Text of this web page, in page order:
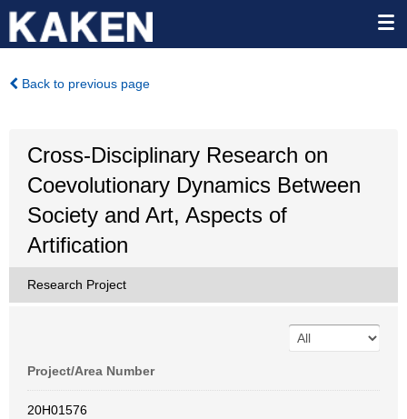
Back to previous page
Cross-Disciplinary Research on
Coevolutionary Dynamics Between
Society and Art, Aspects of
Artification
Research Project
Project/Area Number
20H01576